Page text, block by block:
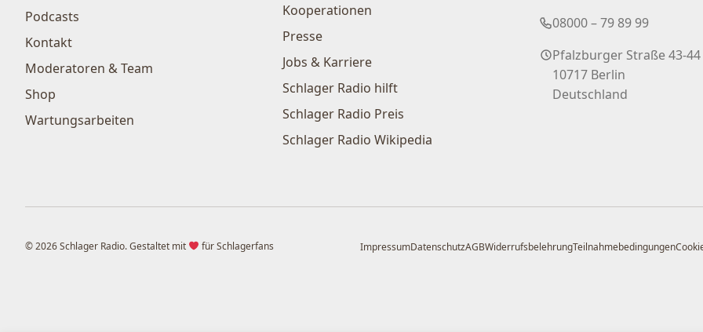
Podcasts
Kontakt
Moderatoren & Team
Shop
Wartungsarbeiten
Kooperationen
Presse
Jobs & Karriere
Schlager Radio hilft
Schlager Radio Preis
Schlager Radio Wikipedia
08000 – 79 89 99
Pfalzburger Straße 43-44
10717 Berlin
Deutschland
© 2026 Schlager Radio. Gestaltet mit für Schlagerfans ImpressumDatenschutzAGBWiderrufsbelehrungTeilnahmebedingungen